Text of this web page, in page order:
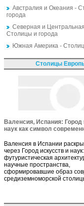
Австралия и Океания -
города
Северная и
Столицы и города
Южная Америка -
Столицы
Валенсия, Испания: Город
наук как символ
Валенсия в Испании
через Город искусств и наук:
футуристическая
научные пространства,
сформировавшие образ
средиземноморской